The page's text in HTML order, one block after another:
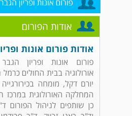
פורום אונות ופריון הגבר
אודות הפורום
אודות פורום אונות
פורום אונות ופריון
אורולוגיה בבית החולים
יורם דקל, מומחה בכירורגייה
המחלקה האורולוגית במרכז
כן שותפים לניהול הפורום